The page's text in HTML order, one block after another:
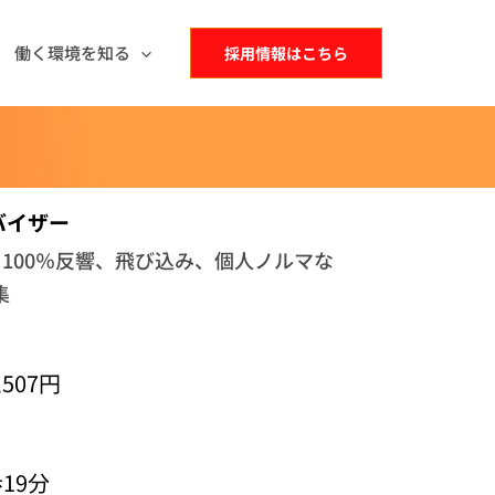
働く環境を知る 採用情報はこちら
ザー
％反響、飛び込み、個人ノルマな
円
分